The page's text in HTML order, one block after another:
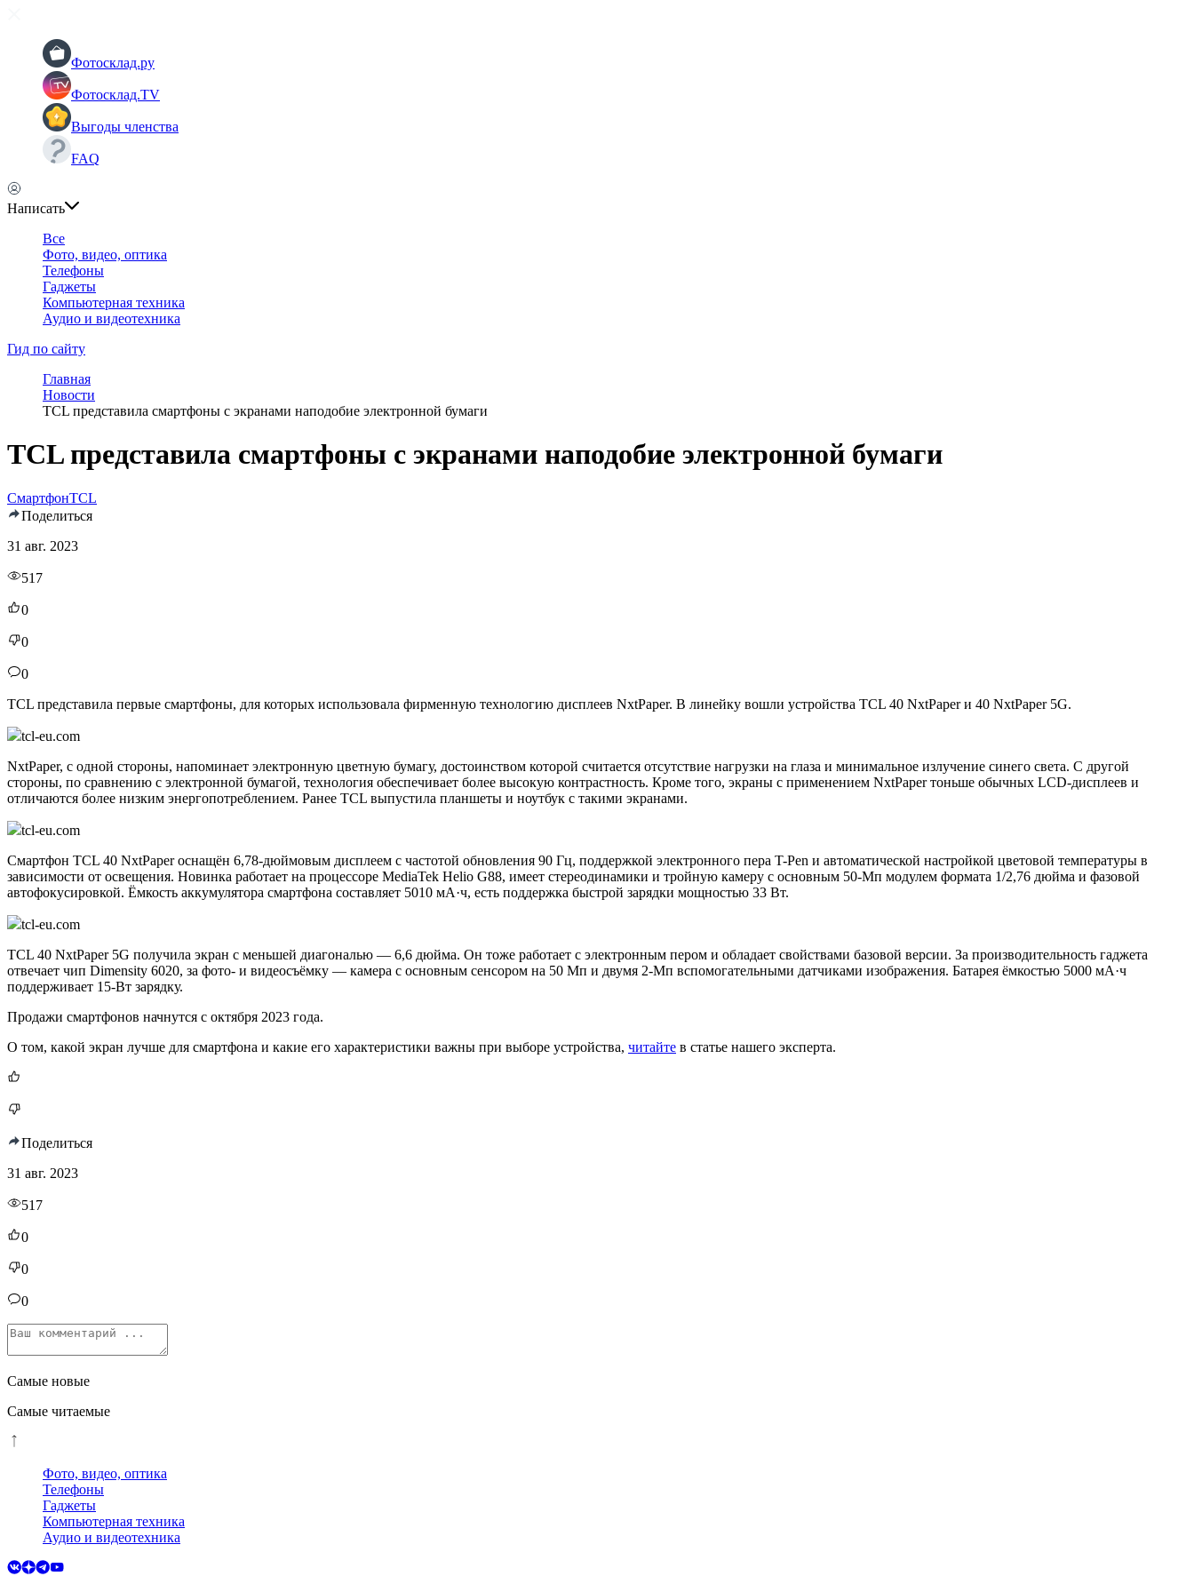
Фотосклад.ру
Фотосклад.TV
Выгоды членства
FAQ
Написать
Все
Фото, видео, оптика
Телефоны
Гаджеты
Компьютерная техника
Аудио и видеотехника
Гид по сайту
Главная
Новости
TCL представила смартфоны с экранами наподобие электронной бумаги
TCL представила смартфоны с экранами наподобие электронной бумаги
СмартфонTCL
Поделиться
31 авг. 2023
517
0
0
0
TCL представила первые смартфоны, для которых использовала фирменную технологию дисплеев NxtPaper. В линейку вошли устройства TCL 40 NxtPaper и 40 NxtPaper 5G.
tcl-eu.com
NxtPaper, с одной стороны, напоминает электронную цветную бумагу, достоинством которой считается отсутствие нагрузки на глаза и минимальное излучение синего света. С другой
стороны, по сравнению с электронной бумагой, технология обеспечивает более высокую контрастность. Кроме того, экраны с применением NxtPaper тоньше обычных LCD-дисплеев и
отличаются более низким энергопотреблением. Ранее TCL выпустила планшеты и ноутбук с такими экранами.
tcl-eu.com
Смартфон TCL 40 NxtPaper оснащён 6,78-дюймовым дисплеем с частотой обновления 90 Гц, поддержкой электронного пера T-Pen и автоматической настройкой цветовой температуры в
зависимости от освещения. Новинка работает на процессоре MediaTek Helio G88, имеет стереодинамики и тройную камеру с основным 50-Мп модулем формата 1/2,76 дюйма и фазовой
автофокусировкой. Ёмкость аккумулятора смартфона составляет 5010 мА·ч, есть поддержка быстрой зарядки мощностью 33 Вт.
tcl-eu.com
TCL 40 NxtPaper 5G получила экран с меньшей диагональю — 6,6 дюйма. Он тоже работает с электронным пером и обладает свойствами базовой версии. За производительность гаджета
отвечает чип Dimensity 6020, за фото- и видеосъёмку — камера с основным сенсором на 50 Мп и двумя 2-Мп вспомогательными датчиками изображения. Батарея ёмкостью 5000 мА·ч
поддерживает 15-Вт зарядку.
Продажи смартфонов начнутся с октября 2023 года.
О том, какой экран лучше для смартфона и какие его характеристики важны при выборе устройства, читайте в статье нашего эксперта.
Поделиться
31 авг. 2023
517
0
0
0
Самые новые
Самые читаемые
Фото, видео, оптика
Телефоны
Гаджеты
Компьютерная техника
Аудио и видеотехника